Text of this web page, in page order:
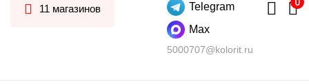
11 магазинов
Telegram
Max
5000707@kolorit.ru